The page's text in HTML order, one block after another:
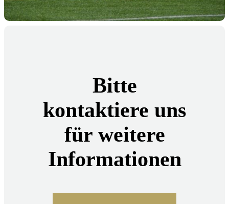
Bitte
kontaktiere uns
für weitere
Informationen